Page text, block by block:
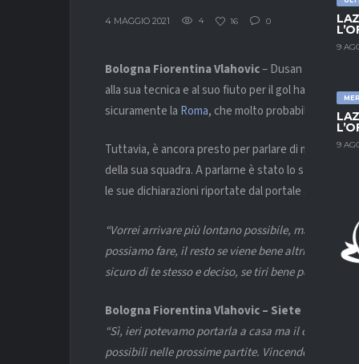
9
9
4 MAGGIO 2021 4 16 0
Bologna Fiorentina Vlahovic– Dusan Vlahovic
alla sua tecnica e al suo fiuto per il gol ha attirato
sicuramente la Roma, che molto probabilmente
Tuttavia, è ancora presto per parlare di mercato. E
della sua squadra. A parlarne è stato lo stesso
le sue dichiarazioni riportate dal portale
“Vorrei arrivare più lontano possibile, ma l’unica
possiamo fare, il resto se viene bene altrimenti è
sicuro di te stesso e deciso, se tiri bene per il
Bologna Fiorentina Vlahovic – Siete
“Sì, ieri potevamo portarla a casa ma il calcio è
possibili nelle prossime partite. Vincendo a